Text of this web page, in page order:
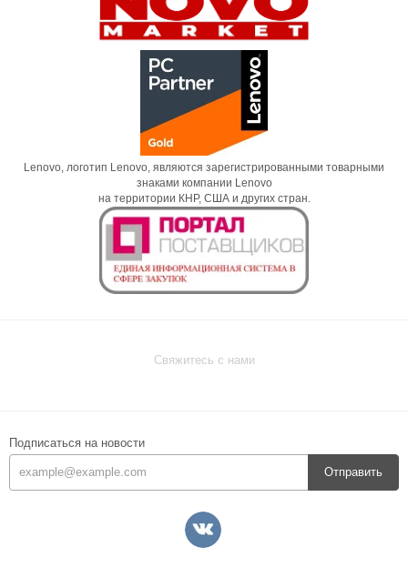
Lenovo, логотип Lenovo, являются зарегистрированными товарными
знаками компании Lenovo
на территории КНР, США и других стран.
Свяжитесь с нами
Подписаться на новости
Отправить